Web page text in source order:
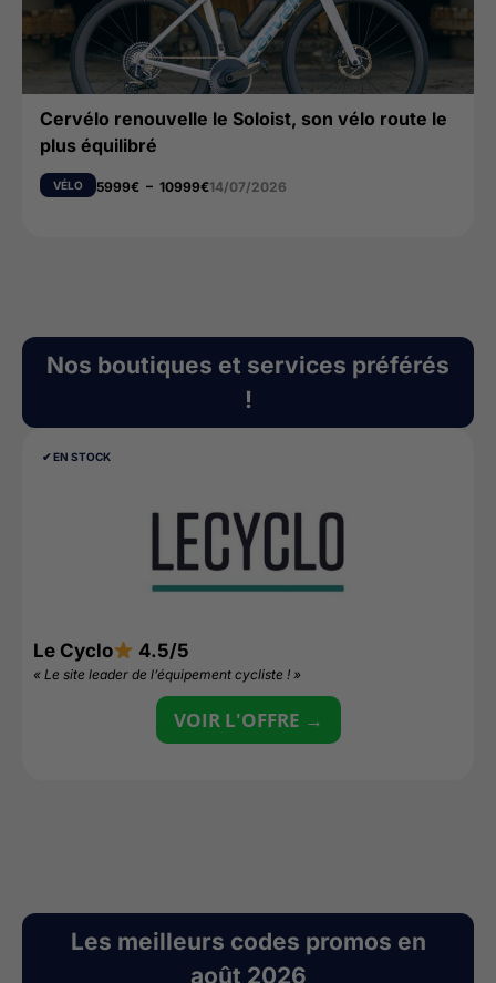
Cervélo renouvelle le Soloist, son vélo route le
plus équilibré
VÉLO 5999€ – 10999€14/07/2026
Nos boutiques et services préférés
!
✔︎ EN STOCK
Le Cyclo 4.5/5
« Le site leader de l’équipement cycliste ! »
VOIR L'OFFRE →
Les meilleurs codes promos en
août 2026